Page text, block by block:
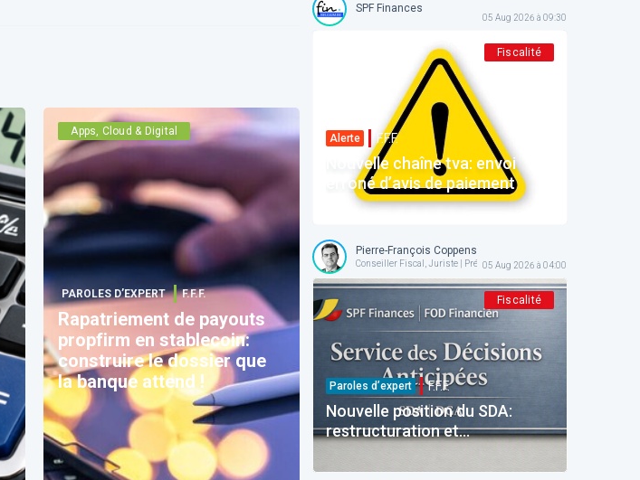
Apps, Cloud & Digital
PAROLES D’EXPERT F.F.F.
Rapatriement de payouts
propfirm en stablecoin:
construire le dossier que
la banque attend !
SPF Finances
05 Aug 2026 à 09:30
Fiscalité
Alerte F.F.F.
Nouvelle chaîne tva: envoi
erroné d’avis de paiement
Pierre-François Coppens
Conseiller Fiscal, Juriste | Président @ AFPC
05 Aug 2026 à 04:00
Fiscalité
Paroles d’expert F.F.F.
Nouvelle position du SDA:
restructuration et